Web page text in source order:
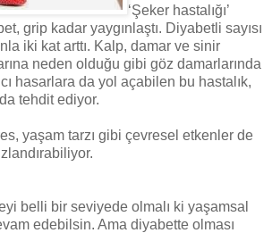
‘Şeker hastalığı’
grip kadar yaygınlaştı. Diyabetli sayısı
iki kat arttı. Kalp, damar ve sinir
neden olduğu gibi göz damarlarında
hasarlara da yol açabilen bu hastalık,
tehdit ediyor.
yaşam tarzı gibi çevresel etkenler de
belli bir seviyede olmalı ki yaşamsal
edebilsin. Ama diyabette olması